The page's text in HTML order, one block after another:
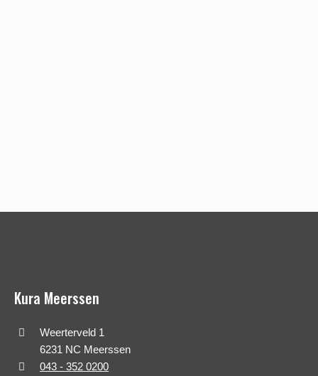
Kura Meerssen
Weerterveld 1
6231 NC Meerssen
043 - 352 0200